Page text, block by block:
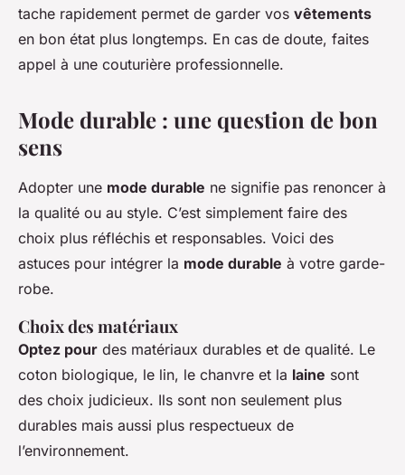
tache rapidement permet de garder vos vêtements
en bon état plus longtemps. En cas de doute, faites
appel à une couturière professionnelle.
Mode durable : une question de bon
sens
Adopter une mode durable ne signifie pas renoncer à
la qualité ou au style. C’est simplement faire des
choix plus réfléchis et responsables. Voici des
astuces pour intégrer la mode durable à votre garde-
robe.
Choix des matériaux
Optez pour des matériaux durables et de qualité. Le
coton biologique, le lin, le chanvre et la laine sont
des choix judicieux. Ils sont non seulement plus
durables mais aussi plus respectueux de
l’environnement.